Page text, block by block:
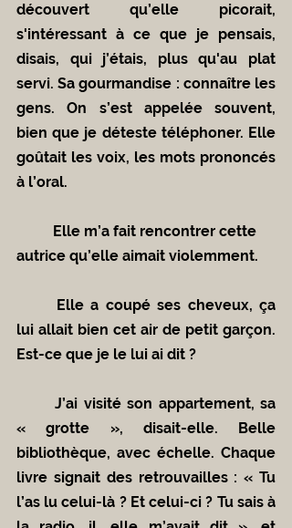
découvert qu’elle picorait,
s'intéressant à ce que je pensais,
disais, qui j’étais, plus qu'au plat
servi. Sa gourmandise : connaître les
gens. On s’est appelée souvent,
bien que je déteste téléphoner. Elle
goûtait les voix, les mots prononcés
à l’oral.
autrice qu’elle aimait violemment.
lui allait bien cet air de petit garçon.
Est-ce que je le lui ai dit ?
	J’ai visité son appartement, sa
« grotte », disait-elle. Belle
bibliothèque, avec échelle. Chaque
livre signait des retrouvailles : « Tu
l’as lu celui-là ? Et celui-ci ? Tu sais à